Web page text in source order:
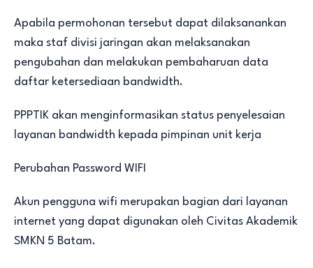
Apabila permohonan tersebut dapat dilaksanankan
maka staf divisi jaringan akan melaksanakan
pengubahan dan melakukan pembaharuan data
daftar ketersediaan bandwidth.
PPPTIK akan menginformasikan status penyelesaian
layanan bandwidth kepada pimpinan unit kerja
Perubahan Password WIFI
Akun pengguna wifi merupakan bagian dari layanan
internet yang dapat digunakan oleh Civitas Akademik
SMKN 5 Batam.